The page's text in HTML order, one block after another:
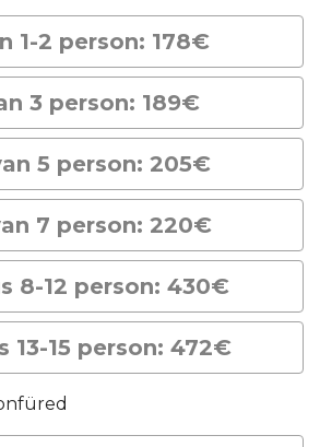
1-2 person: 178€
3 person: 189€
5 person: 205€
7 person: 220€
8-12 person: 430€
13-15 person: 472€